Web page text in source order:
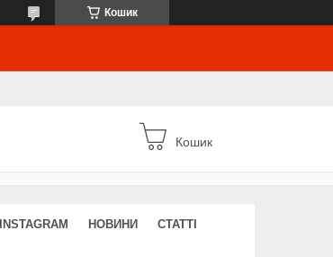
Кошик
Кошик
INSTAGRAM НОВИНИ СТАТТІ